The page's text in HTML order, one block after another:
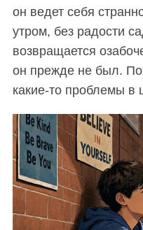
он ведет себя
утром, без радости
возвращается
он прежде не был.
какие-то проблемы в